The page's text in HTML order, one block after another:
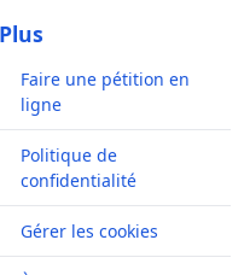
Plus
Faire une pétition en
ligne
Politique de
confidentialité
Gérer les cookies